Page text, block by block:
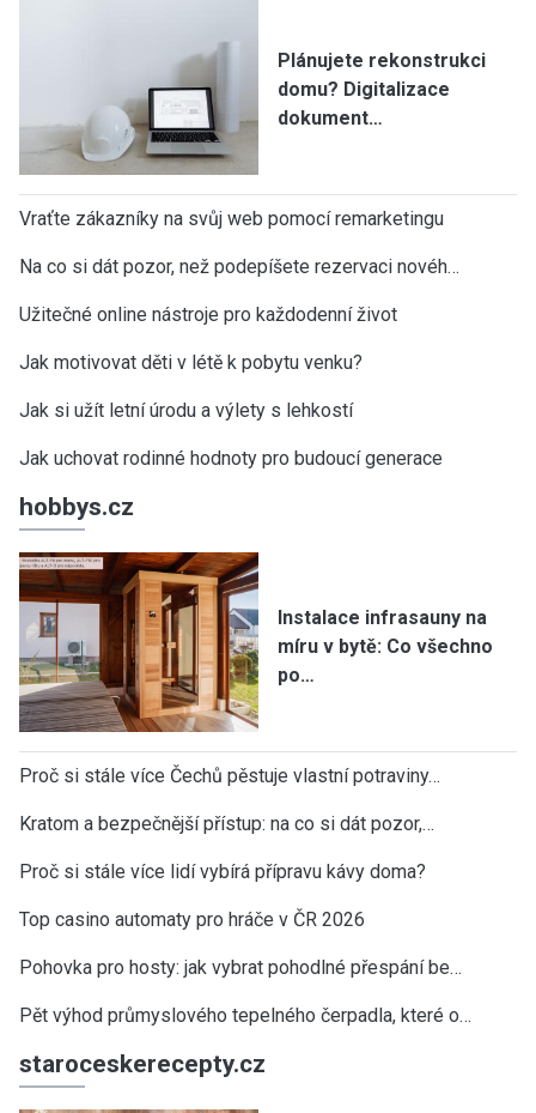
Plánujete rekonstrukci
domu? Digitalizace
dokument…
Vraťte zákazníky na svůj web pomocí remarketingu
Na co si dát pozor, než podepíšete rezervaci novéh…
Užitečné online nástroje pro každodenní život
Jak motivovat děti v létě k pobytu venku?
Jak si užít letní úrodu a výlety s lehkostí
Jak uchovat rodinné hodnoty pro budoucí generace
hobbys.cz
Instalace infrasauny na
míru v bytě: Co všechno
po…
Proč si stále více Čechů pěstuje vlastní potraviny…
Kratom a bezpečnější přístup: na co si dát pozor,…
Proč si stále více lidí vybírá přípravu kávy doma?
Top casino automaty pro hráče v ČR 2026
Pohovka pro hosty: jak vybrat pohodlné přespání be…
Pět výhod průmyslového tepelného čerpadla, které o…
staroceskerecepty.cz